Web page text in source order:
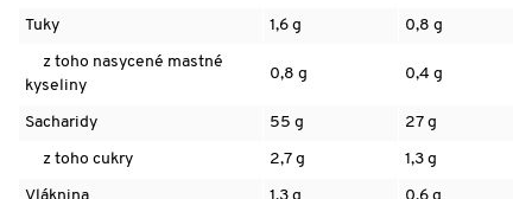
Tuky 1,6 g 0,8 g
z toho nasycené mastné
kyseliny
0,8 g 0,4 g
Sacharidy 55 g 27 g
z toho cukry 2,7 g 1,3 g